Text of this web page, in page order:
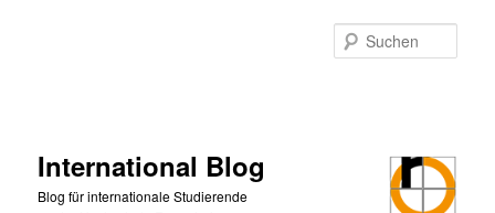
International Blog
Blog für internationale Studierende